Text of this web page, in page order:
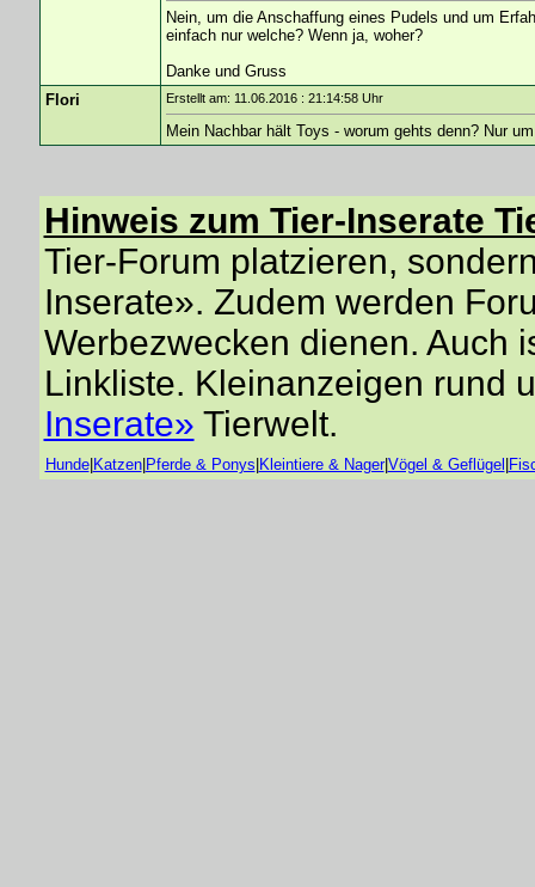
Nein, um die Anschaffung eines Pudels und um
einfach nur welche? Wenn ja, woher?
Danke und Gruss
Flori
Erstellt am: 11.06.2016 : 21:14:58 Uhr
Mein Nachbar hält Toys - worum gehts denn? Nur
Hinweis zum Tier-Inserate
Tier-Forum platzieren,
Inserate». Zudem werden
Werbezwecken dienen. Auch
Linkliste. Kleinanzeigen rund
Inserate» Tierwelt.
Hunde| Katzen| Pferde & Ponys Kleintiere & Nager|Vögel & Geflügel